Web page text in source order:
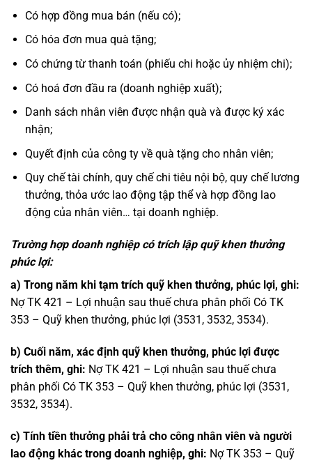
Có hợp đồng mua bán (nếu có);
Có hóa đơn mua quà tặng;
Có chứng từ thanh toán (phiếu chi hoặc ủy nhiệm chi);
Có hoá đơn đầu ra (doanh nghiệp xuất);
Danh sách nhân viên được nhận quà và được ký xác
nhận;
Quyết định của công ty về quà tặng cho nhân viên;
Quy chế tài chính, quy chế chi tiêu nội bộ, quy chế lương
thưởng, thỏa ước lao động tập thể và hợp đồng lao
động của nhân viên… tại doanh nghiệp.
Trường hợp doanh nghiệp có trích lập quỹ khen thưởng
phúc lợi:
a) Trong năm khi tạm trích quỹ khen thưởng, phúc lợi, ghi:
Nợ TK 421 – Lợi nhuận sau thuế chưa phân phối Có TK
353 – Quỹ khen thưởng, phúc lợi (3531, 3532, 3534).
b) Cuối năm, xác định quỹ khen thưởng, phúc lợi được
trích thêm, ghi: Nợ TK 421 – Lợi nhuận sau thuế chưa
phân phối Có TK 353 – Quỹ khen thưởng, phúc lợi (3531,
3532, 3534).
c) Tính tiền thưởng phải trả cho công nhân viên và người
lao động khác trong doanh nghiệp, ghi: Nợ TK 353 – Quỹ